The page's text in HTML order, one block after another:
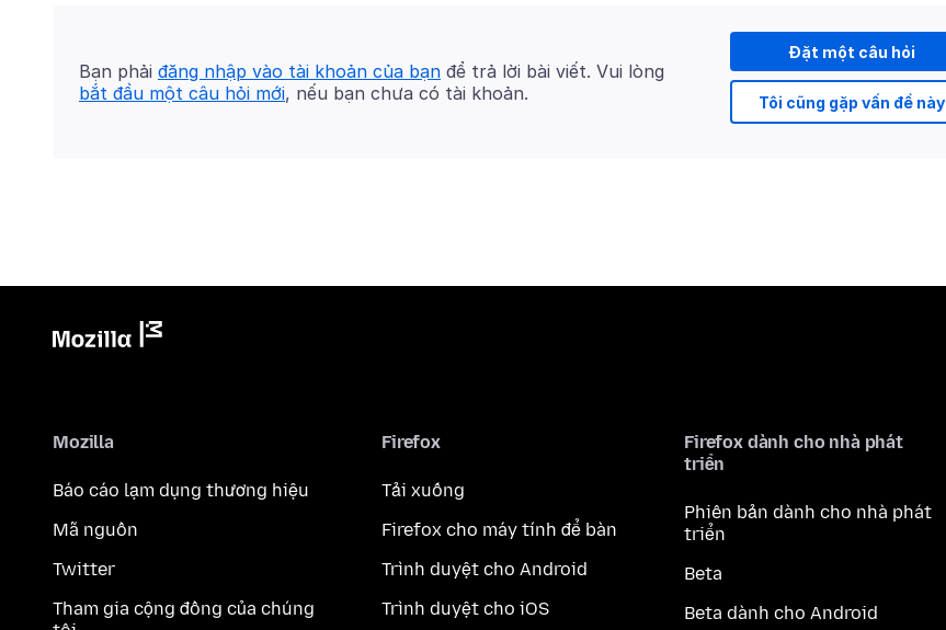
Đặt một câu hỏi
Tôi cũng gặp vấn đề này
Bạn phải đăng nhập vào tài khoản của bạn để trả lời bài viết. Vui lòng
bắt đầu một câu hỏi mới, nếu bạn chưa có tài khoản.
Mozilla
Báo cáo lạm dụng thương hiệu
Mã nguồn
Twitter
Tham gia cộng đồng của chúng
Firefox
Tải xuống
Firefox cho máy tính để bàn
Trình duyệt cho Android
Trình duyệt cho iOS
Firefox dành cho nhà phát
triển
Phiên bản dành cho nhà phát
triển
Beta
Beta dành cho Android